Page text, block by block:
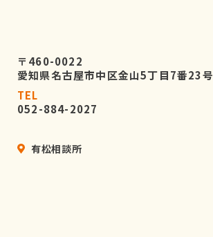
〒460-0022
愛知県名古屋市中区金山5丁目7番23号
TEL
052-884-2027
有松相談所